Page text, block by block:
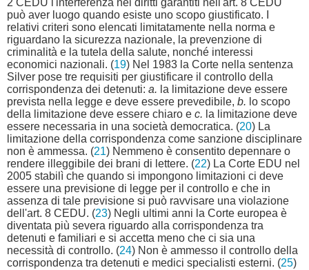
2 CEDU l'interferenza nei diritti garantiti nell'art. 8 CEDU
può aver luogo quando esiste uno scopo giustificato. I
relativi criteri sono elencati limitatamente nella norma e
riguardano la sicurezza nazionale, la prevenzione di
criminalità e la tutela della salute, nonché interessi
economici nazionali. (19) Nel 1983 la Corte nella sentenza
Silver pose tre requisiti per giustificare il controllo della
corrispondenza dei detenuti: a. la limitazione deve essere
prevista nella legge e deve essere prevedibile, b. lo scopo
della limitazione deve essere chiaro e c. la limitazione deve
essere necessaria in una società democratica. (20) La
limitazione della corrispondenza come sanzione disciplinare
non è ammessa. (21) Nemmeno è consentito depennare o
rendere illeggibile dei brani di lettere. (22) La Corte EDU nel
2005 stabilì che quando si impongono limitazioni ci deve
essere una previsione di legge per il controllo e che in
assenza di tale previsione si può ravvisare una violazione
dell'art. 8 CEDU. (23) Negli ultimi anni la Corte europea è
diventata più severa riguardo alla corrispondenza tra
detenuti e familiari e si accetta meno che ci sia una
necessità di controllo. (24) Non è ammesso il controllo della
corrispondenza tra detenuti e medici specialisti esterni. (25)